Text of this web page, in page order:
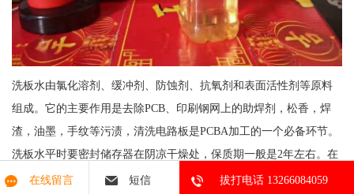
洗板水由氯化溶剂、缓冲剂、防蚀剂、抗氧剂和表面活性剂等原料
组成。它的主要作用是去除PCB、印刷钢网上的助焊剂，松香，焊
渣，油墨，手纹等污渍，清洗电路板是PCBA加工的一个必备环节。
洗板水平时要密封储存器在阴凉干燥处，保质期一般是2年左右。在
使用时可采用超声波清洗仪清洗或浸泡清洗。应根据清洗工件表面
在线留言 短信 拔打电话 13266084059